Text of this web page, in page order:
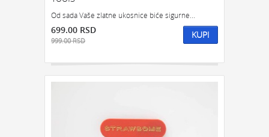
Od sada Vaše zlatne ukosnice biće sigurne...
699.00 RSD
999.00 RSD
KUPI